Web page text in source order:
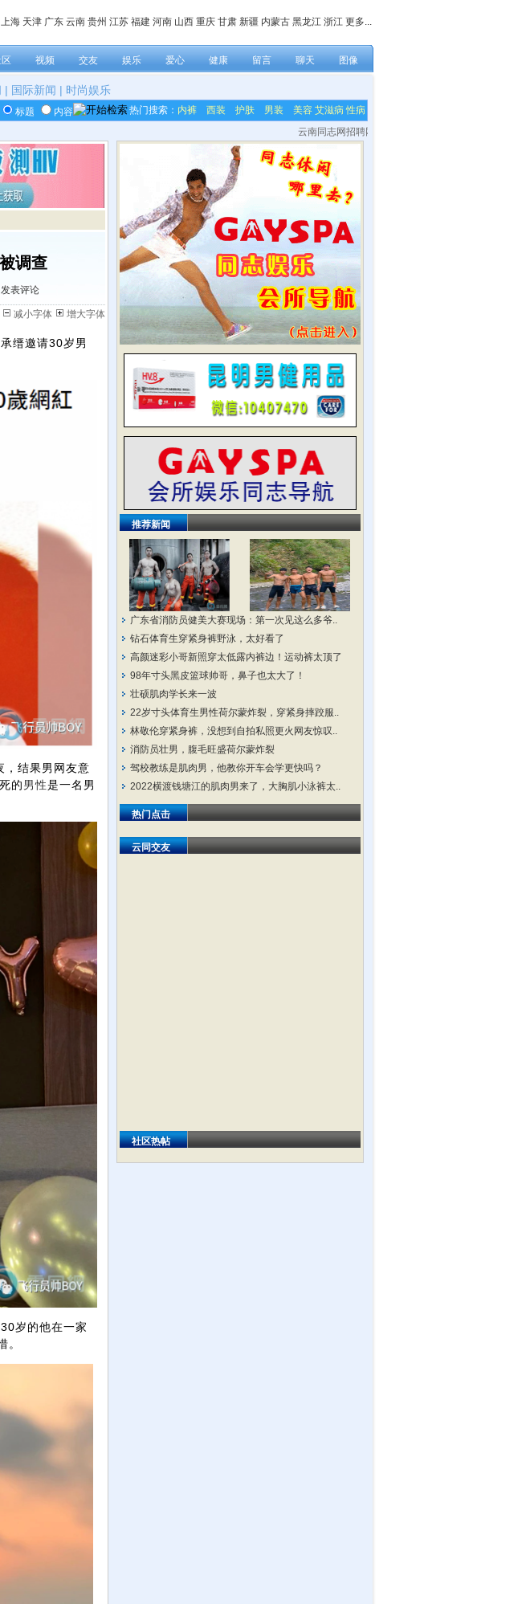
上海 天津 广东 云南 贵州 江苏 福建 河南 山西 重庆 甘肃 新疆 内蒙古 黑龙江 浙江 更多...
视频 交友 娱乐 爱心 健康 留言 聊天 图像
| 国际新闻 | 时尚娱乐
标题 内容 热门搜索： 内裤 西装 护肤 男装 美容 艾滋病 性病
云南同志网招聘网站各栏目内容编辑，网站技术及美工
调查
发表评论
减小字体 增大字体
缙邀请30岁男
结果男网友意
的男性是一名男
岁的他在一家
。
推荐新闻
广东省消防员健美大赛现场：第一次见这么多爷..
钻石体育生穿紧身裤野泳，太好看了
高颜迷彩小哥新照穿太低露内裤边！运动裤太顶了
98年寸头黑皮篮球帅哥，鼻子也太大了！
壮硕肌肉学长来一波
22岁寸头体育生男性荷尔蒙炸裂，穿紧身摔跤服..
林敬伦穿紧身裤，没想到自拍私照更火网友惊叹..
消防员壮男，腹毛旺盛荷尔蒙炸裂
驾校教练是肌肉男，他教你开车会学更快吗？
2022横渡钱塘江的肌肉男来了，大胸肌小泳裤太..
热门点击
云同交友
社区热帖